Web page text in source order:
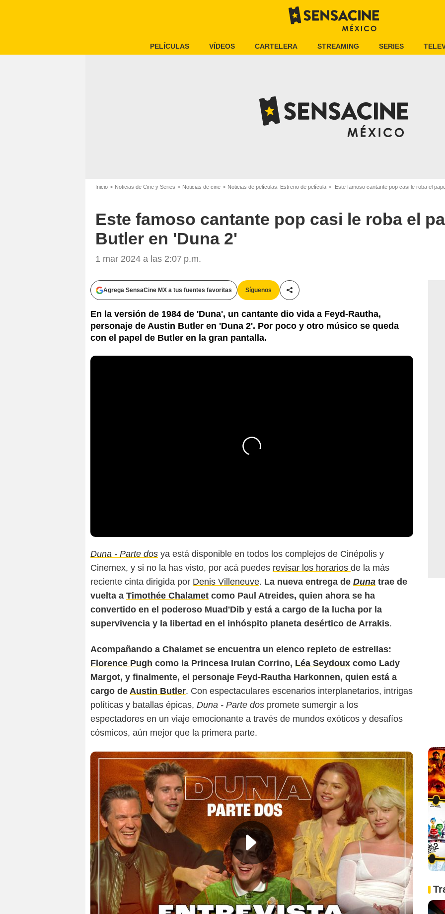
PELÍCULAS VÍDEOS CARTELERA STREAMING SERIES
Inicio Noticias de Cine y Series Noticias de cine Noticias de películas: Estreno de película Este famoso cantante pop casi le roba el
Este famoso cantante pop casi le roba el
Butler en 'Duna 2'
1 mar 2024 a las 2:07 p.m.
Agrega SensaCine MX a tus fuentes favoritas Síguenos
Compartir esta noticia
En la versión de 1984 de 'Duna', un cantante dio vida a Feyd-Rautha,
personaje de Austin Butler en 'Duna 2'. Por poco y otro músico se queda
con el papel de Butler en la gran pantalla.
Duna - Parte dos ya está disponible en todos los complejos de Cinépolis y
Cinemex, y si no la has visto, por acá puedes revisar los horarios de la más
reciente cinta dirigida por Denis Villeneuve. La nueva entrega de Duna trae de
vuelta a Timothée Chalamet como Paul Atreides, quien ahora se ha
convertido en el poderoso Muad'Dib y está a cargo de la lucha por la
supervivencia y la libertad en el inhóspito planeta desértico de Arrakis.
Acompañando a Chalamet se encuentra un elenco repleto de estrellas:
Florence Pugh como la Princesa Irulan Corrino, Léa Seydoux como Lady
Margot, y finalmente, el personaje Feyd-Rautha Harkonnen, quien está a
cargo de Austin Butler. Con espectaculares escenarios interplanetarios, intrigas
políticas y batallas épicas, Duna - Parte dos promete sumergir a los
espectadores en un viaje emocionante a través de mundos exóticos y desafíos
cósmicos, aún mejor que la primera parte.
Vanity Fair